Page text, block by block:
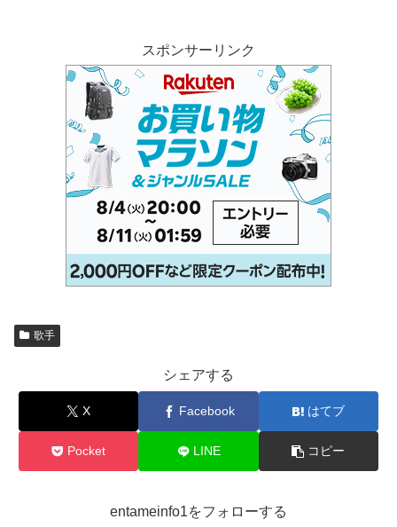
スポンサーリンク
歌手
シェアする
X Facebook はてブ
Pocket LINE コピー
entameinfo1をフォローする